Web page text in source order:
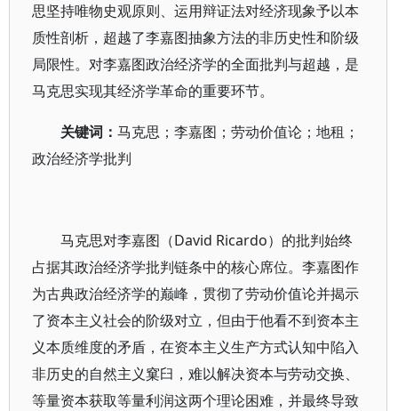
思坚持唯物史观原则、运用辩证法对经济现象予以本
质性剖析，超越了李嘉图抽象方法的非历史性和阶级
局限性。对李嘉图政治经济学的全面批判与超越，是
马克思实现其经济学革命的重要环节。
关键词： 马克思；李嘉图；劳动价值论；地租；
政治经济学批判
马克思对李嘉图（David Ricardo）的批判始终
占据其政治经济学批判链条中的核心席位。李嘉图作
为古典政治经济学的巅峰，贯彻了劳动价值论并揭示
了资本主义社会的阶级对立，但由于他看不到资本主
义本质维度的矛盾，在资本主义生产方式认知中陷入
非历史的自然主义窠臼，难以解决资本与劳动交换、
等量资本获取等量利润这两个理论困难，并最终导致